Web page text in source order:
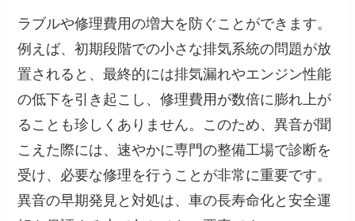
ラブルや修理費用の増大を防ぐことができます。
例えば、初期段階での小さな排気系統の問題が放
置されると、最終的には排気漏れやエンジン性能
の低下を引き起こし、修理費用が数倍に膨れ上が
ることも珍しくありません。このため、異音が聞
こえた際には、速やかに専門の整備工場で診断を
受け、必要な修理を行うことが非常に重要です。
異音の早期発見と対処は、車の長寿命化と安全運